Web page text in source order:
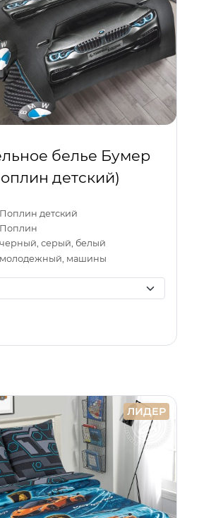
белье Бумер
детский)
Поплин детский
Поплин
черный, серый, белый
молодежный, машины
ЛИДЕР